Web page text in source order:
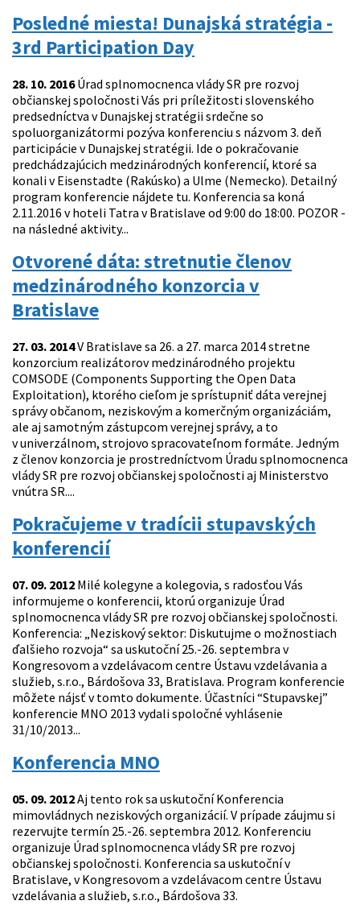
Posledné miesta! Dunajská stratégia -
3rd Participation Day
28. 10. 2016Úrad splnomocnenca vlády SR pre rozvoj
občianskej spoločnosti Vás pri príležitosti slovenského
predsedníctva v Dunajskej stratégii srdečne so
spoluorganizátormi pozýva konferenciu s názvom 3. deň
participácie v Dunajskej stratégii. Ide o pokračovanie
predchádzajúcich medzinárodných konferencií, ktoré sa
konali v Eisenstadte (Rakúsko) a Ulme (Nemecko). Detailný
program konferencie nájdete tu. Konferencia sa koná
2.11.2016 v hoteli Tatra v Bratislave od 9:00 do 18:00. POZOR -
na následné aktivity...
Otvorené dáta: stretnutie členov
medzinárodného konzorcia v
Bratislave
27. 03. 2014V Bratislave sa 26. a 27. marca 2014 stretne
konzorcium realizátorov medzinárodného projektu
COMSODE (Components Supporting the Open Data
Exploitation), ktorého cieľom je sprístupniť dáta verejnej
správy občanom, neziskovým a komerčným organizáciám,
ale aj samotným zástupcom verejnej správy, a to
v univerzálnom, strojovo spracovateľnom formáte. Jedným
z členov konzorcia je prostredníctvom Úradu splnomocnenca
vlády SR pre rozvoj občianskej spoločnosti aj Ministerstvo
vnútra SR....
Pokračujeme v tradícii stupavských
konferencií
07. 09. 2012 Milé kolegyne a kolegovia, s radosťou Vás
informujeme o konferencii, ktorú organizuje Úrad
splnomocnenca vlády SR pre rozvoj občianskej spoločnosti.
Konferencia: „Neziskový sektor: Diskutujme o možnostiach
ďalšieho rozvoja“ sa uskutoční 25.-26. septembra v
Kongresovom a vzdelávacom centre Ústavu vzdelávania a
služieb, s.r.o., Bárdošova 33, Bratislava. Program konferencie
môžete nájsť v tomto dokumente. Účastníci “Stupavskej”
konferencie MNO 2013 vydali spoločné vyhlásenie
31/10/2013...
Konferencia MNO
05. 09. 2012Aj tento rok sa uskutoční Konferencia
mimovládnych neziskových organizácií. V prípade záujmu si
rezervujte termín 25.-26. septembra 2012. Konferenciu
organizuje Úrad splnomocnenca vlády SR pre rozvoj
občianskej spoločnosti. Konferencia sa uskutoční v
Bratislave, v Kongresovom a vzdelávacom centre Ústavu
vzdelávania a služieb, s.r.o., Bárdošova 33.